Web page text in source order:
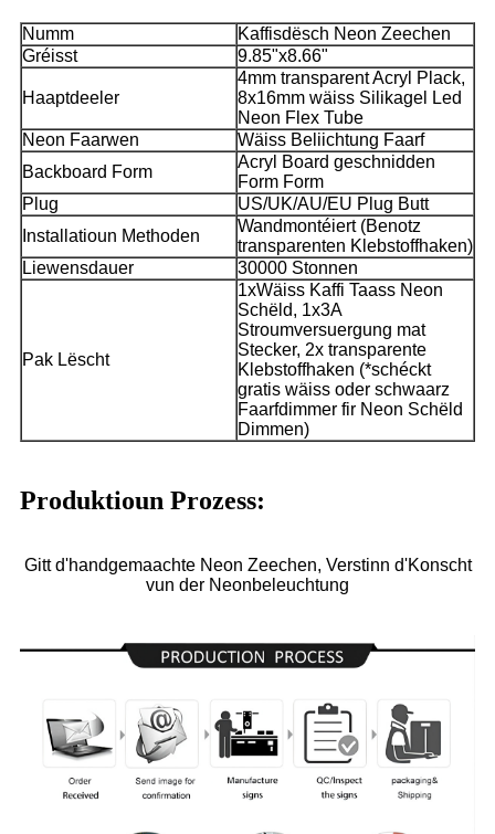
Numm
Kaffisdësch Neon Zeechen
Gréisst
9.85"x8.66"
Haaptdeeler
4mm transparent Acryl Plack,
8x16mm wäiss Silikagel Led
Neon Flex Tube
Neon Faarwen
Wäiss Beliichtung Faarf
Backboard Form
Acryl Board geschnidden
Form Form
Plug
US/UK/AU/EU Plug Butt
Installatioun Methoden
Wandmontéiert (Benotz
transparenten Klebstoffhaken)
Liewensdauer
30000 Stonnen
Pak Lëscht
1xWäiss Kaffi Taass Neon
Schëld, 1x3A
Stroumversuergung mat
Stecker, 2x transparente
Klebstoffhaken (*schéckt
gratis wäiss oder schwaarz
Faarfdimmer fir Neon Schëld
Dimmen)
Produktioun Prozess:
Gitt d'handgemaachte Neon Zeechen, Verstinn d'Konscht
vun der Neonbeleuchtung